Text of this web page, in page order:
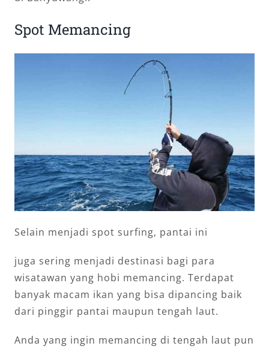
Spot Memancing
Selain menjadi spot surfing, pantai ini
juga sering menjadi destinasi bagi para
wisatawan yang hobi memancing. Terdapat
banyak macam ikan yang bisa dipancing baik
dari pinggir pantai maupun tengah laut.
Anda yang ingin memancing di tengah laut pun